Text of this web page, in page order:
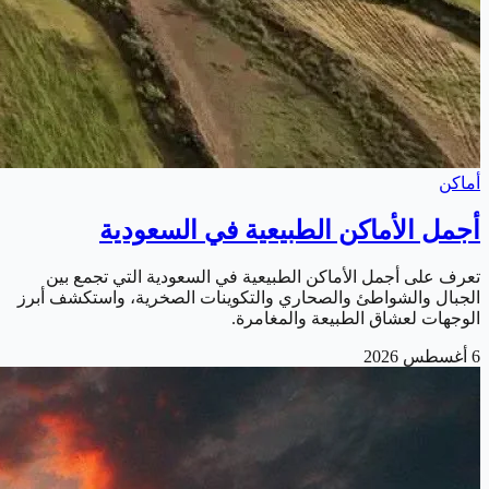
أماكن
أجمل الأماكن الطبيعية في السعودية
تعرف على أجمل الأماكن الطبيعية في السعودية التي تجمع بين
الجبال والشواطئ والصحاري والتكوينات الصخرية، واستكشف أبرز
الوجهات لعشاق الطبيعة والمغامرة.
6 أغسطس 2026